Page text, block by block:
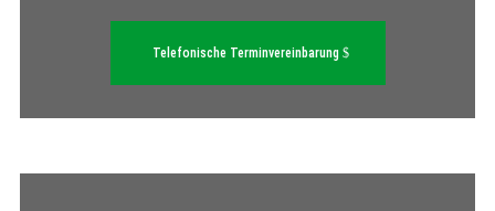
Telefonische Terminvereinbarung